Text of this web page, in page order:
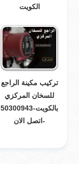
الكويت
تركيب مكينة الراجع
للسخان المركزي
بالكويت-50300943
-اتصل الان